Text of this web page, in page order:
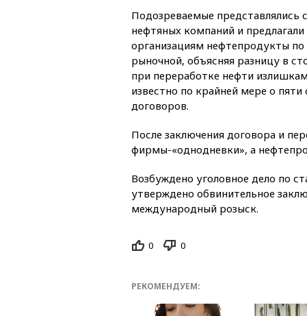
Подозреваемые представлялись
нефтяных компаний и
организациям нефтепродукты по
рыночной, объясняя разницу в
при переработке нефти
известно по крайней мере о пяти
договоров.
После заключения договора и
фирмы-«однодневки», а
Возбуждено уголовное дело по
утверждено обвинительное
международный розыск.
0 0
РЕКОМЕНДУЕМ: